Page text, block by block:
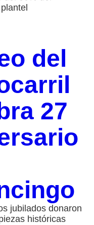
del
27
jubilados donaron
históricas